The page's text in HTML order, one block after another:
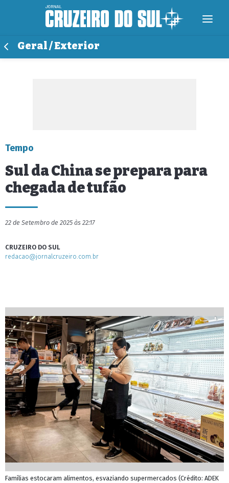
Geral / Exterior
Tempo
Sul da China se prepara para
chegada de tufão
22 de Setembro de 2025 às 22:17
CRUZEIRO DO SUL
redacao@jornalcruzeiro.com.br
Famílias estocaram alimentos, esvaziando supermercados (Crédito: ADEK